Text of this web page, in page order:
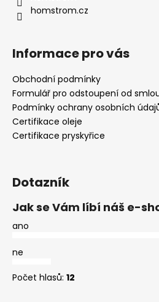
homstrom.cz
Informace pro vás
Obchodní podmínky
Formulář pro odstoupení od
Podmínky ochrany osobních
Certifikace oleje
Certifikace pryskyřice
Dotazník
Jak se Vám líbí náš e-
ano
ne
Počet hlasů: 12